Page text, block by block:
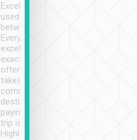
Excellent service. We have
used Tripool to travel
between cities in Taiwan.
Every driver has been
excellent and arrives
exactly on time. As there is
often limited English it
takes the difficulty out of
communicating the
destination details and
paying online prior to the
trip is very convenient.
Highly recommended